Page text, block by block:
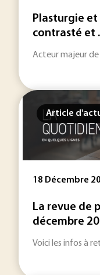
Plasturgie et
contrasté et
Acteur majeur de
Article
18 Décembre
La revue de
décembre
Voici les infos à